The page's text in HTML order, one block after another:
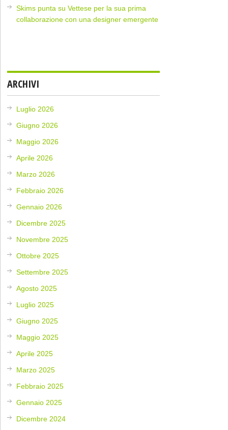
Skims punta su Vettese per la sua prima
collaborazione con una designer emergente
ARCHIVI
Luglio 2026
Giugno 2026
Maggio 2026
Aprile 2026
Marzo 2026
Febbraio 2026
Gennaio 2026
Dicembre 2025
Novembre 2025
Ottobre 2025
Settembre 2025
Agosto 2025
Luglio 2025
Giugno 2025
Maggio 2025
Aprile 2025
Marzo 2025
Febbraio 2025
Gennaio 2025
Dicembre 2024